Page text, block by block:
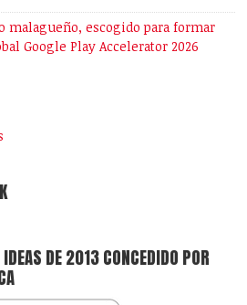
malagueño, escogido para formar
Google Play Accelerator 2026
DE 2013 CONCEDIDO POR